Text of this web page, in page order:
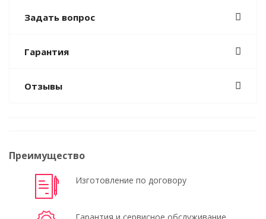
Задать вопрос
Гарантия
Отзывы
Преимущество
Изготовление по договору